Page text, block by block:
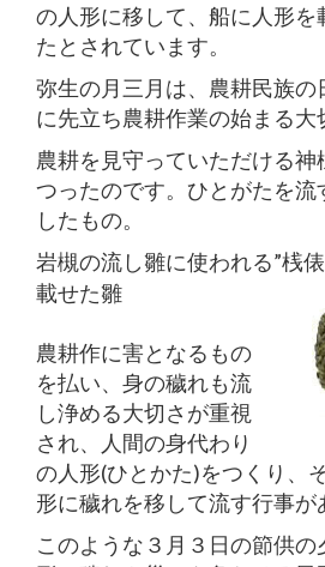
の人形に移して、船に人形を
たとされています。
弥生の月三月は、農耕民族の
に先立ち農耕作業の始まる大
農耕を見守っていただける神
つったのです。ひとがたを流
したもの。
岩槻の流し雛に使われる”桟
載せた雛
農耕作に害となるもの
を払い、身の穢れも流
し浄める大切さが重視
され、人間の身代わり
の人形(ひとかた)をつくり、
形に穢れを移して流す行事が
このような３月３日の節供の